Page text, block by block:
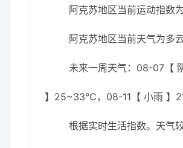
阿克苏地区当前运动指数
阿克苏地区当前天气为多
未来一周天气：08-07
】25~33℃，08-11【 小雨 】
根据实时生活指数。天气